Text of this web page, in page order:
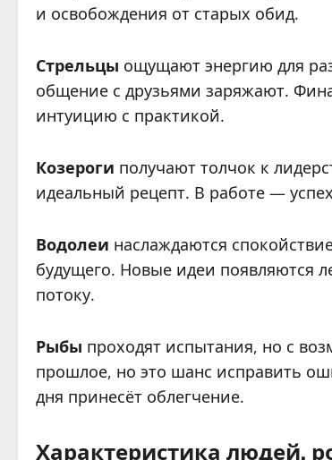
и освобождения от старых обид.
Стрельцы ощущают энергию для
общение с друзьями заряжают.
интуицию с практикой.
Козероги получают толчок к
идеальный рецепт. В работе —
Водолеи наслаждаются
будущего. Новые идеи появляются
потоку.
Рыбы проходят испытания, но с
прошлое, но это шанс исправить
дня принесёт облегчение.
Характеристика людей,